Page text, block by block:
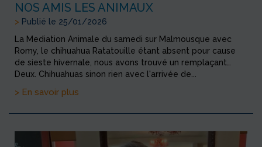
NOS AMIS LES ANIMAUX
> Publié le 25/01/2026
La Mediation Animale du samedi sur Malmousque avec
Romy, le chihuahua Ratatouille étant absent pour cause
de sieste hivernale, nous avons trouvé un remplaçant…
Deux. Chihuahuas sinon rien avec l'arrivée de...
> En savoir plus